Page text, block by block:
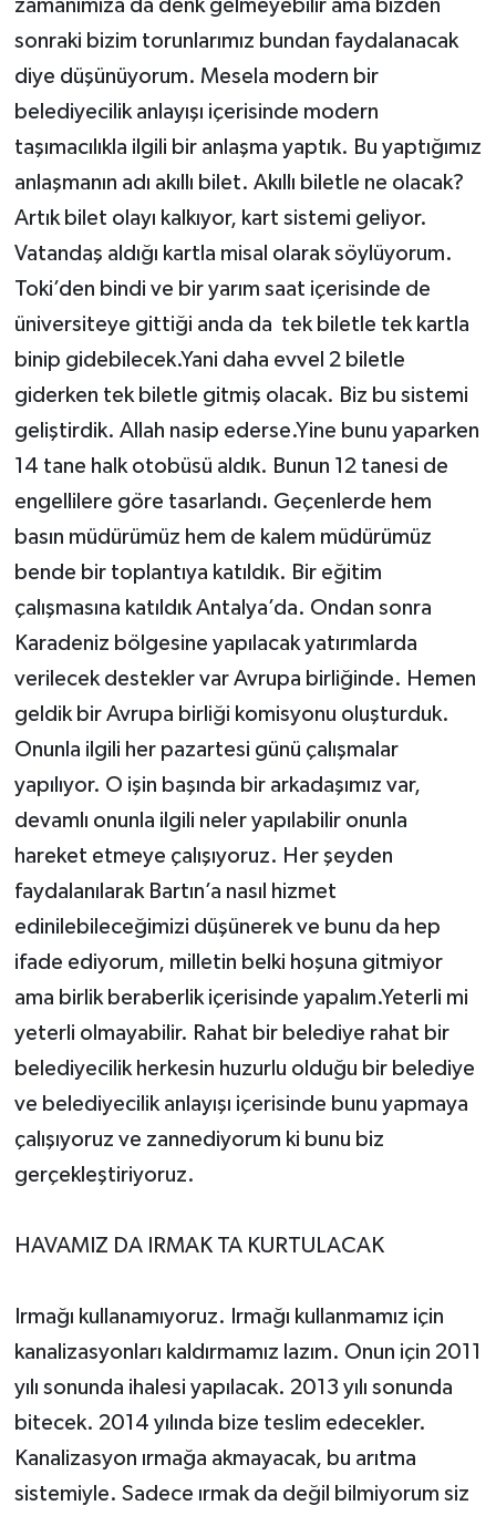
zamanımıza da denk gelmeyebilir ama bizden
sonraki bizim torunlarımız bundan faydalanacak
diye düşünüyorum. Mesela modern bir
belediyecilik anlayışı içerisinde modern
taşımacılıkla ilgili bir anlaşma yaptık. Bu yaptığımız
anlaşmanın adı akıllı bilet. Akıllı biletle ne olacak?
Artık bilet olayı kalkıyor, kart sistemi geliyor.
Vatandaş aldığı kartla misal olarak söylüyorum.
Toki’den bindi ve bir yarım saat içerisinde de
üniversiteye gittiği anda da tek biletle tek kartla
binip gidebilecek.Yani daha evvel 2 biletle
giderken tek biletle gitmiş olacak. Biz bu sistemi
geliştirdik. Allah nasip ederse.Yine bunu yaparken
14 tane halk otobüsü aldık. Bunun 12 tanesi de
engellilere göre tasarlandı. Geçenlerde hem
basın müdürümüz hem de kalem müdürümüz
bende bir toplantıya katıldık. Bir eğitim
çalışmasına katıldık Antalya’da. Ondan sonra
Karadeniz bölgesine yapılacak yatırımlarda
verilecek destekler var Avrupa birliğinde. Hemen
geldik bir Avrupa birliği komisyonu oluşturduk.
Onunla ilgili her pazartesi günü çalışmalar
yapılıyor. O işin başında bir arkadaşımız var,
devamlı onunla ilgili neler yapılabilir onunla
hareket etmeye çalışıyoruz. Her şeyden
faydalanılarak Bartın’a nasıl hizmet
edinilebileceğimizi düşünerek ve bunu da hep
ifade ediyorum, milletin belki hoşuna gitmiyor
ama birlik beraberlik içerisinde yapalım.Yeterli mi
yeterli olmayabilir. Rahat bir belediye rahat bir
belediyecilik herkesin huzurlu olduğu bir belediye
ve belediyecilik anlayışı içerisinde bunu yapmaya
çalışıyoruz ve zannediyorum ki bunu biz
gerçekleştiriyoruz.
HAVAMIZ DA IRMAK TA KURTULACAK
Irmağı kullanamıyoruz. Irmağı kullanmamız için
kanalizasyonları kaldırmamız lazım. Onun için 2011
yılı sonunda ihalesi yapılacak. 2013 yılı sonunda
bitecek. 2014 yılında bize teslim edecekler.
Kanalizasyon ırmağa akmayacak, bu arıtma
sistemiyle. Sadece ırmak da değil bilmiyorum siz